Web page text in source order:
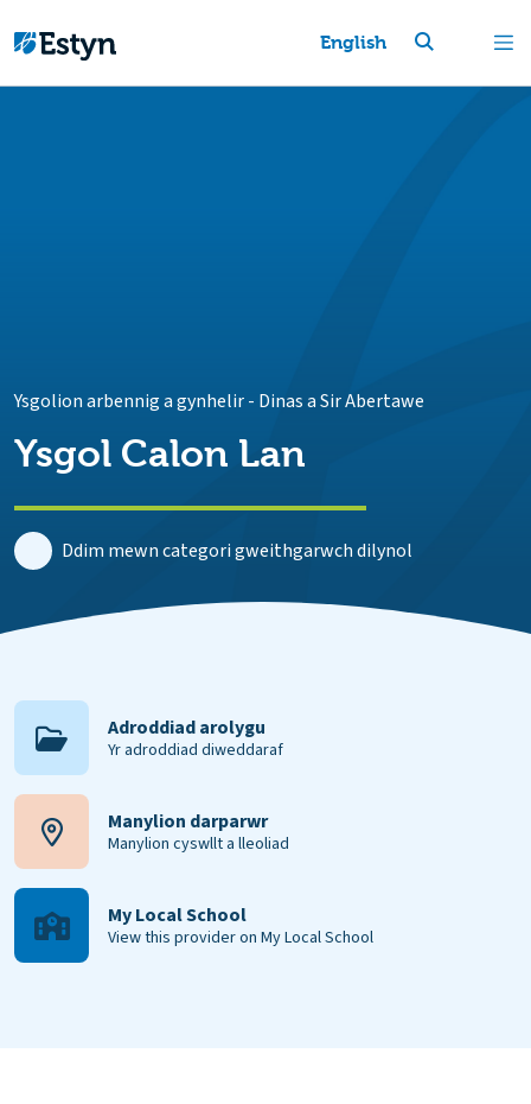
English
Ysgolion arbennig a gynhelir- Dinas a Sir Abertawe
Ysgol Calon Lan
Ddim mewn categori gweithgarwch dilynol
Adroddiad arolygu
Yr adroddiad diweddaraf
Manylion darparwr
Manylion cyswllt a lleoliad
My Local School
View this provider on My Local School